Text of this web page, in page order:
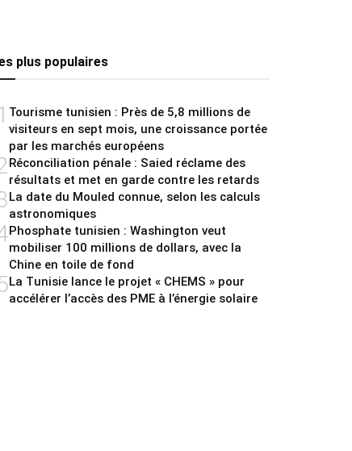
plus populaires
Tourisme tunisien : Près de 5,8 millions de
visiteurs en sept mois, une croissance portée
par les marchés européens
Réconciliation pénale : Saied réclame des
résultats et met en garde contre les retards
La date du Mouled connue, selon les calculs
astronomiques
Phosphate tunisien : Washington veut
mobiliser 100 millions de dollars, avec la
Chine en toile de fond
La Tunisie lance le projet « CHEMS » pour
accélérer l’accès des PME à l’énergie solaire